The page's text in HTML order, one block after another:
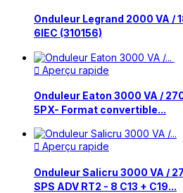
Onduleur Legrand 2000 VA /
6IEC (310156)
 Aperçu rapide
Onduleur Eaton 3000 VA /
5PX- Format convertible...
 Aperçu rapide
Onduleur Salicru 3000 VA /
SPS ADV RT2 - 8 C13 + C19...